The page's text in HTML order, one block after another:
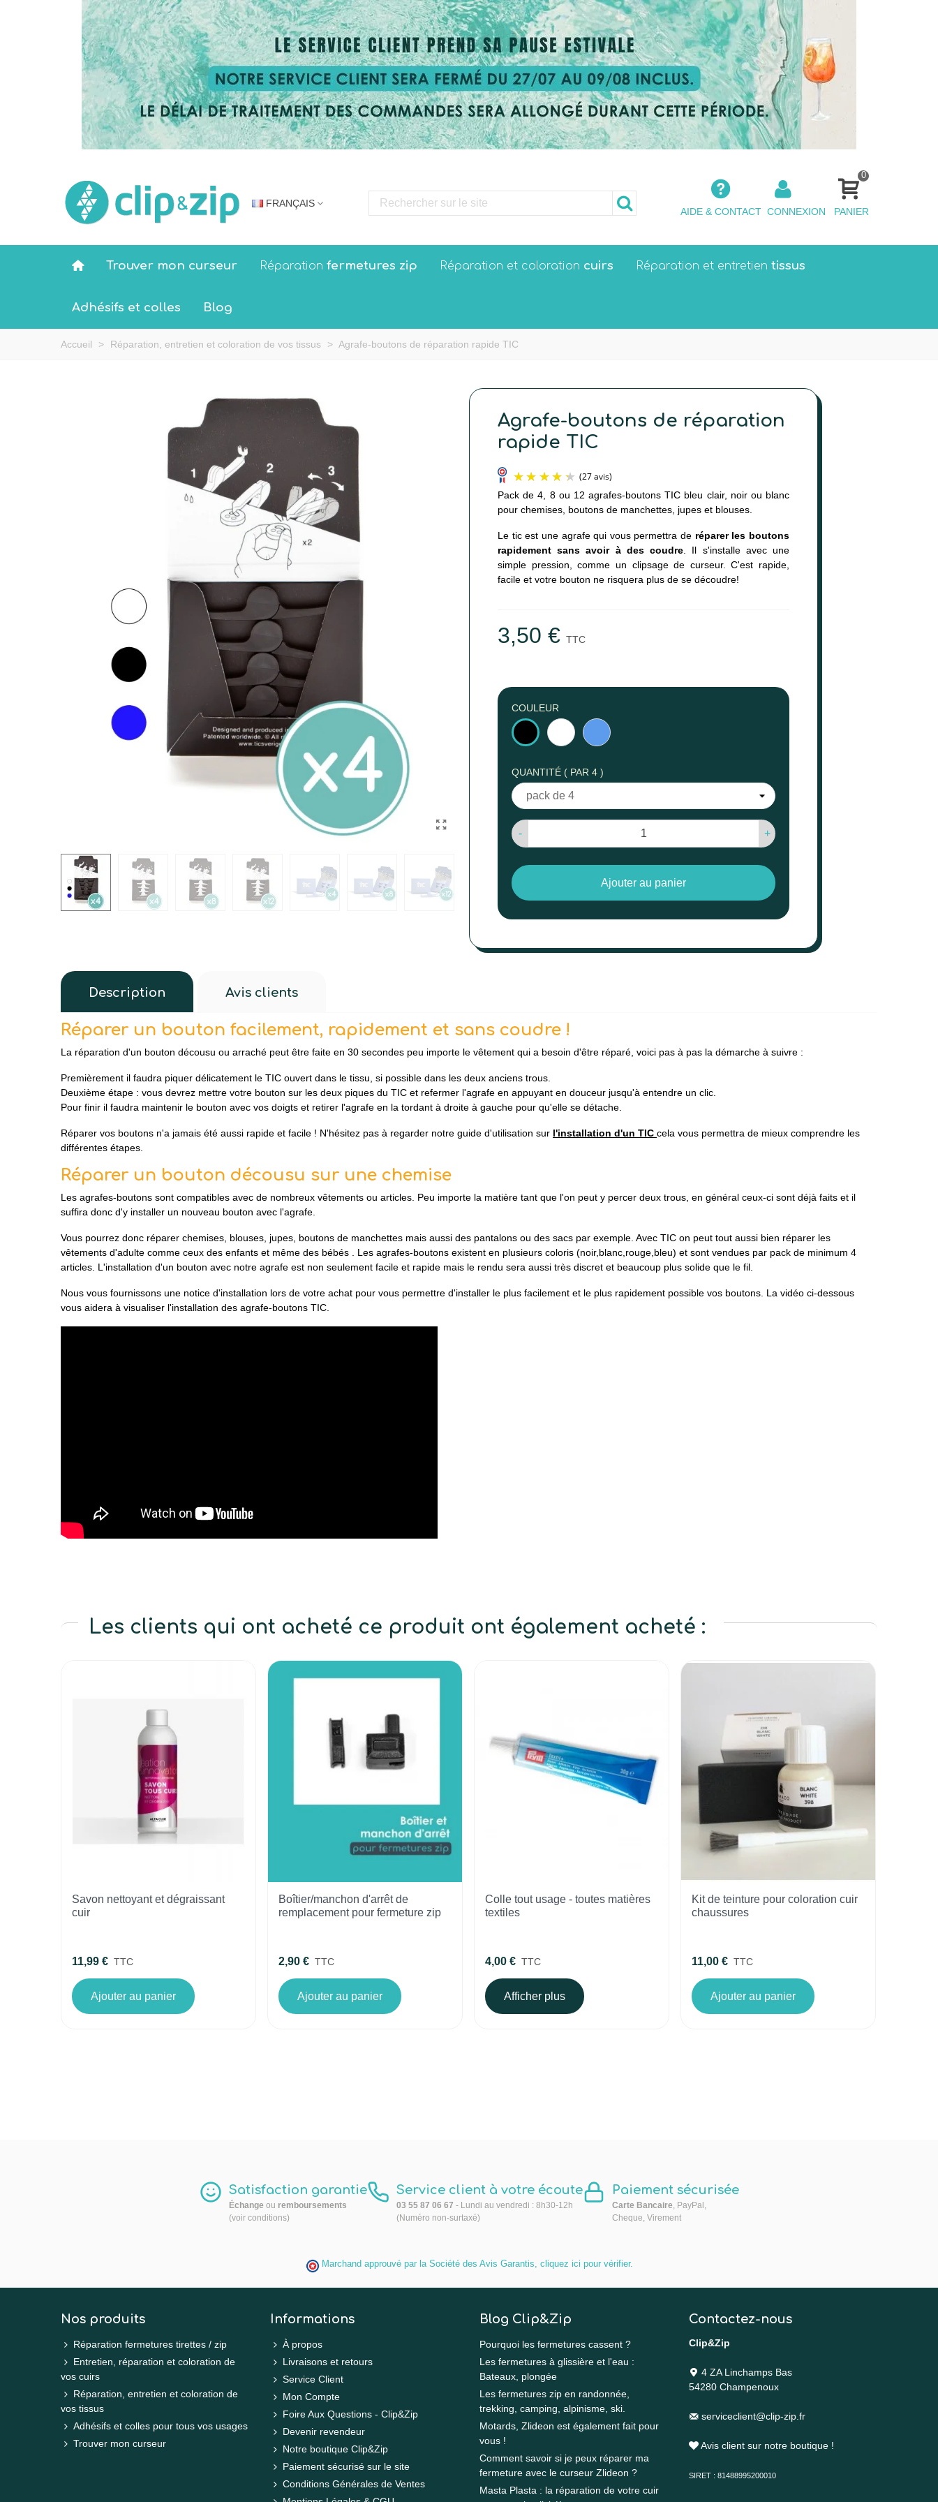
FRANÇAIS
AIDE & CONTACT CONNEXION
0
PANIER
Trouver mon curseur Réparation fermetures zip Réparation et coloration cuirs Réparation et entretien tissus
Adhésifs et colles Blog
Accueil > Réparation, entretien et coloration de vos tissus > Agrafe-boutons de réparation rapide TIC
Agrafe-boutons de réparation
rapide TIC
Pack de 4, 8 ou 12 agrafes-boutons TIC bleu clair, noir ou blanc
pour chemises, boutons de manchettes, jupes et blouses.
Le tic est une agrafe qui vous permettra de réparer les boutons
rapidement sans avoir à des coudre . Il s'installe avec une
simple pression, comme un clipsage de curseur. C'est rapide,
facile et votre bouton ne risquera plus de se découdre!
3,50 € TTC
COULEUR
Noir
Blanc Bleu
QUANTITÉ ( PAR 4 )
- +
Ajouter au panier
Description Avis clients
Réparer un bouton facilement, rapidement et sans coudre !
La réparation d'un bouton décousu ou arraché peut être faite en 30 secondes peu importe le vêtement qui a besoin d'être réparé, voici pas à pas la démarche à suivre :
Premièrement il faudra piquer délicatement le TIC ouvert dans le tissu, si possible dans les deux anciens trous.
Deuxième étape : vous devrez mettre votre bouton sur les deux piques du TIC et refermer l'agrafe en appuyant en douceur jusqu'à entendre un clic.
Pour finir il faudra maintenir le bouton avec vos doigts et retirer l'agrafe en la tordant à droite à gauche pour qu'elle se détache.
Réparer vos boutons n'a jamais été aussi rapide et facile ! N'hésitez pas à regarder notre guide d'utilisation sur l'installation d'un TIC cela vous permettra de mieux comprendre les
différentes étapes.
Réparer un bouton décousu sur une chemise
Les agrafes-boutons sont compatibles avec de nombreux vêtements ou articles. Peu importe la matière tant que l'on peut y percer deux trous, en général ceux-ci sont déjà faits et il
suffira donc d'y installer un nouveau bouton avec l'agrafe.
Vous pourrez donc réparer chemises, blouses, jupes, boutons de manchettes mais aussi des pantalons ou des sacs par exemple. Avec TIC on peut tout aussi bien réparer les
vêtements d'adulte comme ceux des enfants et même des bébés . Les agrafes-boutons existent en plusieurs coloris (noir,blanc,rouge,bleu) et sont vendues par pack de minimum 4
articles. L'installation d'un bouton avec notre agrafe est non seulement facile et rapide mais le rendu sera aussi très discret et beaucoup plus solide que le fil.
Nous vous fournissons une notice d'installation lors de votre achat pour vous permettre d'installer le plus facilement et le plus rapidement possible vos boutons. La vidéo ci-dessous
vous aidera à visualiser l'installation des agrafe-boutons TIC.
Les clients qui ont acheté ce produit ont également acheté :
Savon nettoyant et dégraissant
cuir
11,99 € TTC
Ajouter au panier
Boîtier/manchon d'arrêt de
remplacement pour fermeture zip
2,90 € TTC
Ajouter au panier
Colle tout usage - toutes matières
textiles
4,00 € TTC
Afficher plus
Kit de teinture pour coloration cuir
chaussures
11,00 € TTC
Ajouter au panier
Satisfaction garantie
Échange ou remboursements
(voir conditions)
Service client à votre écoute
03 55 87 06 67 - Lundi au vendredi : 8h30-12h
(Numéro non-surtaxé)
Paiement sécurisée
Carte Bancaire, PayPal,
Cheque, Virement
Marchand approuvé par la Société des Avis Garantis, cliquez ici pour vérifier.
Nos produits
Réparation fermetures tirettes / zip
Entretien, réparation et coloration de
vos cuirs
Réparation, entretien et coloration de
vos tissus
Adhésifs et colles pour tous vos usages
Trouver mon curseur
Informations
À propos
Livraisons et retours
Service Client
Mon Compte
Foire Aux Questions - Clip&Zip
Devenir revendeur
Notre boutique Clip&Zip
Paiement sécurisé sur le site
Conditions Générales de Ventes
Blog Clip&Zip
Pourquoi les fermetures cassent ?
Les fermetures à glissière et l'eau :
Bateaux, plongée
Les fermetures zip en randonnée,
trekking, camping, alpinisme, ski.
Motards, Zlideon est également fait pour
vous !
Comment savoir si je peux réparer ma
fermeture avec le curseur Zlideon ?
Masta Plasta : la réparation de votre cuir
Contactez-nous
Clip&Zip
4 ZA Linchamps Bas
54280 Champenoux
serviceclient@clip-zip.fr
Avis client sur notre boutique !
SIRET : 81488995200010